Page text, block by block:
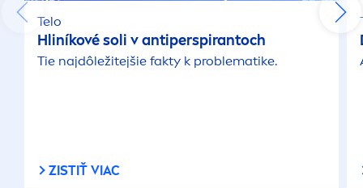
Telo
Hliníkové soli v antiperspirantoch
Tie najdôležitejšie fakty k problematike.
ZISTIŤ VIAC